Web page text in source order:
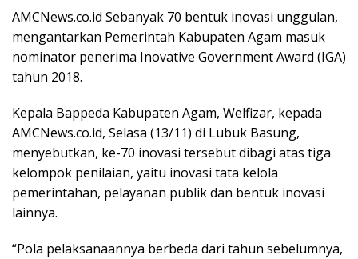
AMCNews.co.id Sebanyak 70 bentuk inovasi unggulan,
mengantarkan Pemerintah Kabupaten Agam masuk
nominator penerima Inovative Government Award (IGA)
tahun 2018.
Kepala Bappeda Kabupaten Agam, Welfizar, kepada
AMCNews.co.id, Selasa (13/11) di Lubuk Basung,
menyebutkan, ke-70 inovasi tersebut dibagi atas tiga
kelompok penilaian, yaitu inovasi tata kelola
pemerintahan, pelayanan publik dan bentuk inovasi
lainnya.
“Pola pelaksanaannya berbeda dari tahun sebelumnya,